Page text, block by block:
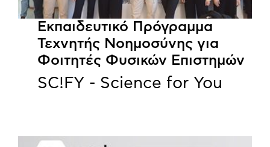
Εκπαιδευτικό Πρόγραμμα
Τεχνητής Νοημοσύνης για
Φοιτητές Φυσικών Επιστημών
SC!FY - Science for You